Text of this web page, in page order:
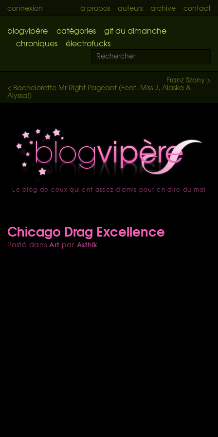
connexion à propos auteurs archive contact
blogvipère catégories
gif du dimanche
chroniques
électrofucks
Franz Szony >
< Bachelorette Mr Right Pageant (Feat. Miss J, Alaska &
Alyssa!)
accueil
Le blog de ceux qui ont assez d'amis pour en dire du mal
Chicago Drag Excellence
Posté dansArt par Asthik